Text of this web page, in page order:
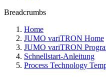
Breadcrumbs
Home
JUMO variTRON Home
JUMO variTRON
Schnellstart-Anleitung
Process Technology